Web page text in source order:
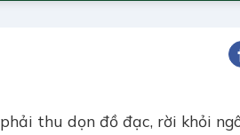
thu dọn đồ đạc, rời khỏi